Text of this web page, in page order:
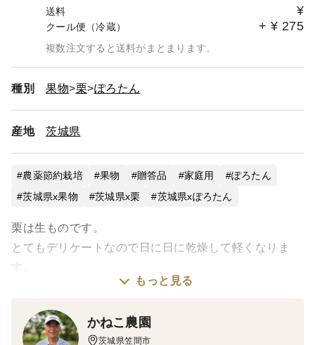
送料 ¥
クール便（冷蔵） + ¥ 275
複数注文すると送料がまとまります。
種別 果物 栗 ぽろたん
産地 茨城県
農薬節約栽培 果物 贈答品 家庭用
ぽろたん
茨城県x果物
茨城県x栗 茨城県xぽろたん
栗は生ものです。
とてもデリケートなので日に日に乾燥して軽くなりま
す。
お手元に届きましたらポリエチレン袋に入れ、口を折り
い。
もっと見る
かねこ農園
茨城県笠間市